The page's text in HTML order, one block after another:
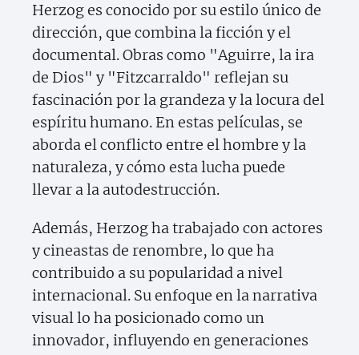
Herzog es conocido por su estilo único de
dirección, que combina la ficción y el
documental. Obras como "Aguirre, la ira
de Dios" y "Fitzcarraldo" reflejan su
fascinación por la grandeza y la locura del
espíritu humano. En estas películas, se
aborda el conflicto entre el hombre y la
naturaleza, y cómo esta lucha puede
llevar a la autodestrucción.
Además, Herzog ha trabajado con actores
y cineastas de renombre, lo que ha
contribuido a su popularidad a nivel
internacional. Su enfoque en la narrativa
visual lo ha posicionado como un
innovador, influyendo en generaciones